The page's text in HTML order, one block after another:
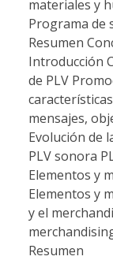
materiales y
Programa de
Resumen
Introducción
de PLV
mensajes,
Evolución de
PLV sonora
Elementos y
Elementos y
y el
Resumen